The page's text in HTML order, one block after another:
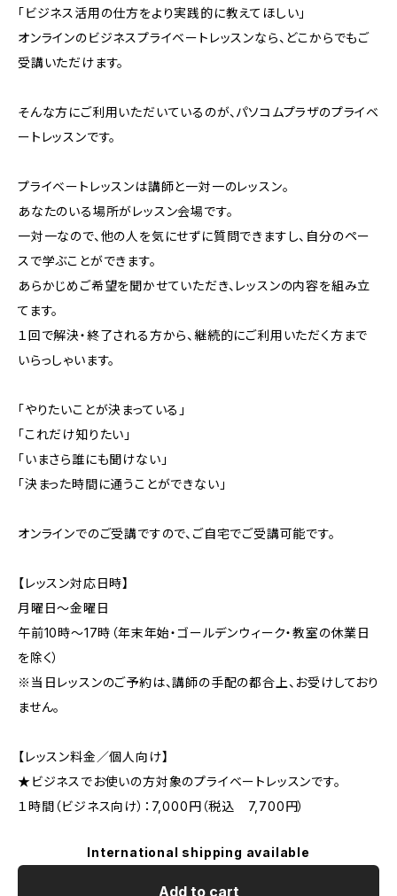
「ビジネス活用の仕方をより実践的に教えてほしい」
オンラインのビジネスプライベートレッスンなら、どこからでもご
受講いただけます。
そんな方にご利用いただいているのが、パソコムプラザのプライベ
ートレッスンです。
プライベートレッスンは講師と一対一のレッスン。
あなたのいる場所がレッスン会場です。
一対一なので、他の人を気にせずに質問できますし、自分のペー
スで学ぶことができます。
あらかじめご希望を聞かせていただき、レッスンの内容を組み立
てます。
１回で解決・終了される方から、継続的にご利用いただく方まで
いらっしゃいます。
「やりたいことが決まっている」
「これだけ知りたい」
「いまさら誰にも聞けない」
「決まった時間に通うことができない」
オンラインでのご受講ですので、ご自宅でご受講可能です。
【レッスン対応日時】
月曜日～金曜日
午前10時～17時（年末年始・ゴールデンウィーク・教室の休業日
を除く）
※当日レッスンのご予約は、講師の手配の都合上、お受けしており
ません。
【レッスン料金／個人向け】
★ビジネスでお使いの方対象のプライベートレッスンです。
１時間（ビジネス向け）：7,000円（税込 7,700円）
International shipping available
Add to cart